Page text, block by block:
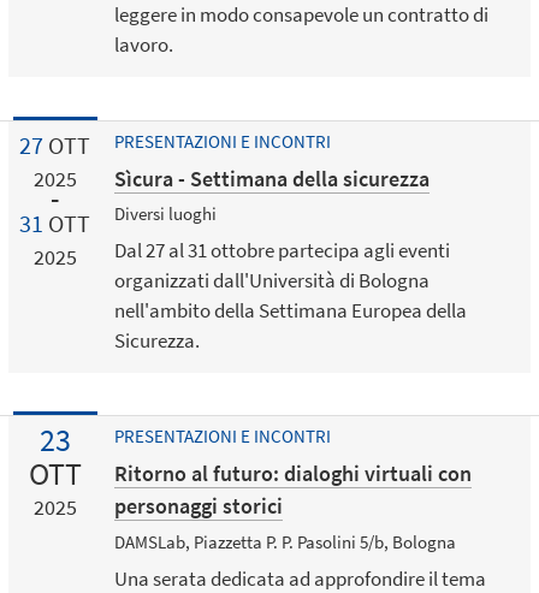
leggere in modo consapevole un contratto di
lavoro.
27 OTT
2025
31 OTT
2025
PRESENTAZIONI E INCONTRI
Sìcura - Settimana della sicurezza
Diversi luoghi
Dal 27 al 31 ottobre partecipa agli eventi
organizzati dall'Università di Bologna
nell'ambito della Settimana Europea della
Sicurezza.
23
OTT
2025
PRESENTAZIONI E INCONTRI
Ritorno al futuro: dialoghi virtuali con
personaggi storici
DAMSLab, Piazzetta P. P. Pasolini 5/b, Bologna
Una serata dedicata ad approfondire il tema